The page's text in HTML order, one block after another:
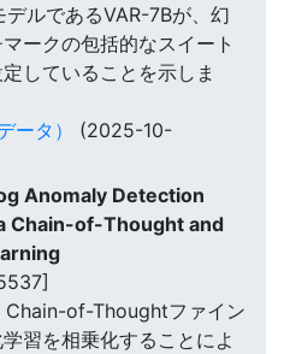
ルであるVAR-7Bが、幻
ークの包括的なスイート
していることを示しま
ータ）
(2025-10-
Anomaly Detection
Chain-of-Thought and
of-Thoughtファイン
習を相乗化することによ